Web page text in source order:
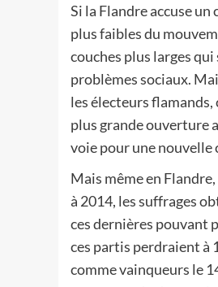
Si la Flandre accuse
plus faibles du
couches plus larges
problèmes sociaux.
les électeurs
plus grande ouverture
voie pour une nouvelle
Mais même en
à 2014, les suffrages
ces dernières pouvant
ces partis perdraient à
comme vainqueurs le